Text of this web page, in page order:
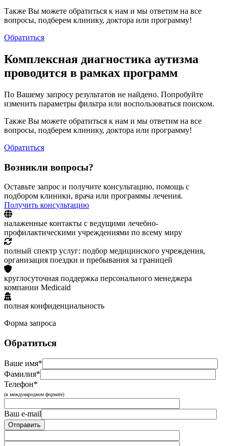
Также Вы можете обратиться к нам и мы ответим на все
вопросы, подберем клинику, доктора или программу!
Обратиться
Комплексная диагностика аутизма
проводится в рамках программ
По Вашему запросу результатов не найдено. Попробуйте
изменить параметры фильтра или воспользоваться поиском.
Также Вы можете обратиться к нам и мы ответим на все
вопросы, подберем клинику, доктора или программу!
Обратиться
Возникли вопросы?
Оставьте запрос и получите консультацию, помощь с
подбором клиники, врача или программы лечения.
Получить консультацию
налаженные контакты с ведущими лечебно-
профилактическими учреждениями по всему миру
полный спектр услуг: подбор медицинского учреждения,
организация поездки и пребывания за границей
круглосуточная поддержка персонального менеджера
компании Medicaid
полная конфиденциальность
Форма запроса
Обратиться
Ваше имя*
Фамилия*
Телефон*
(в международном формате)
Ваш e-mail